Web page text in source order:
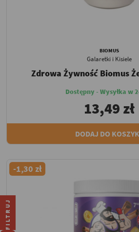
BIOMUS
Galaretki i Kisiele
Zdrowa Żywność Biomus
Dostępny - Wysyłka w
13,49 zł
DODAJ DO
-1,30 zł
FILTRUJ